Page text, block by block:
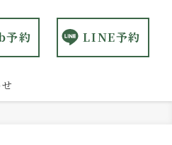
予約 LINE予約